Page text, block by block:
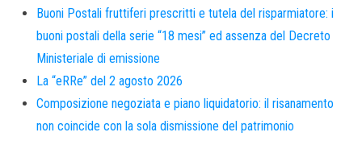
Buoni Postali fruttiferi prescritti e tutela del risparmiatore: i
buoni postali della serie “18 mesi” ed assenza del Decreto
Ministeriale di emissione
La “eRRe” del 2 agosto 2026
Composizione negoziata e piano liquidatorio: il risanamento
non coincide con la sola dismissione del patrimonio